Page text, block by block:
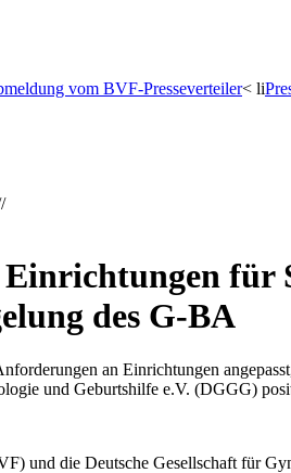
vom BVF-Presseverteiler< li
für
des G-BA
an Einrichtungen
und Geburtshilfe e.V. (DGGG)
und die Deutsche Gesellschaft für